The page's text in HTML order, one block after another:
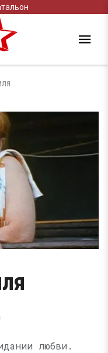
любви.